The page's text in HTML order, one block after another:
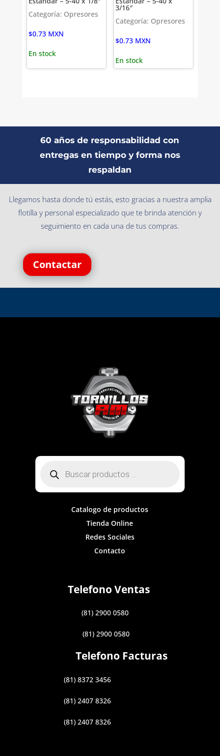
Categoría: Opresores
$0.73 MXN
En stock
3/16″
Categoría: Opresores
$0.73 MXN
En stock
60 años de responsabilidad con
entregas en tiempo y forma nos
respaldan
Llegamos hasta donde tú estás, esto gracias a nuestra amplia
flotilla y personal especializado que te brinda atención y
seguimiento en cada una de tus compras.
Contactar
productos
Catalogo de productos
Tienda Online
Redes Sociales
Contacto
Telefono Ventas
(81) 2900 0580
(81) 2900 0580
Telefono Facturas
(81) 8372 3456
(81) 2407 8326
(81) 2407 8326